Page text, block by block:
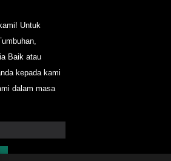
Untuk
Baik atau
kepada kami
dalam masa
dan produk penting untuk nutraseutikal, makanan
dan industri makanan & minuman yang
tahun dan kami sangat mapan. Kepakaran dan